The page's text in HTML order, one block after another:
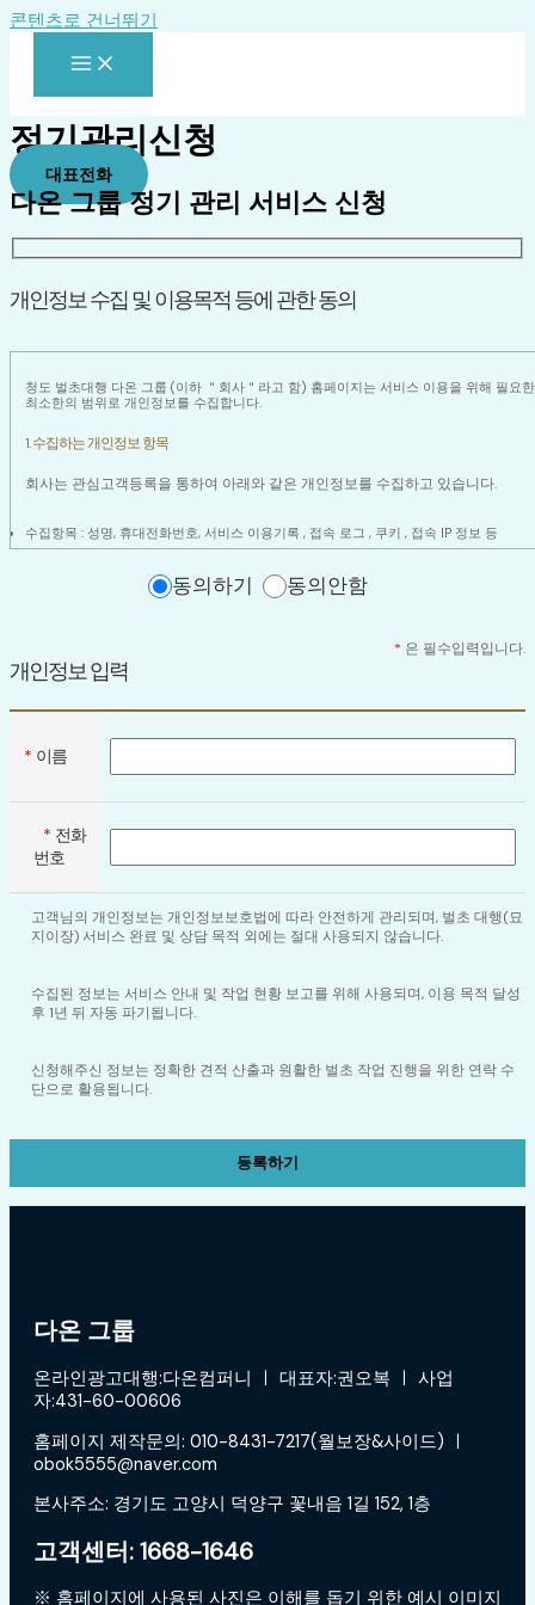
콘텐츠로 건너뛰기
정기관리신청
대표전화
다온 그룹 정기 관리 서비스 신청
개인정보 수집 및 이용목적 등에 관한 동의
청도 벌초대행 다온 그룹 (이하 ＂회사＂라고 함) 홈페이지는 서비스 이용을 위해 필요한
최소한의 범위로 개인정보를 수집합니다.
1. 수집하는 개인정보 항목
회사는 관심고객등록을 통하여 아래와 같은 개인정보를 수집하고 있습니다.
수집항목 : 성명, 휴대전화번호, 서비스 이용기록 , 접속 로그 , 쿠키 , 접속 IP 정보 등
수집/이용, 개인정보 처리위탁의 내용에 대해 각각 「동의합니다」체크를 할 수 있는 절
를 마련하여, 각각의 「관심고객등록」버튼을 클릭하면 해당 사항을 동의한 것으로 간주
관심 고객 정보 및 정기 관리 상담 등 문의 처리
마케팅 및 광고홍보에 활용
회사는 개인정보수집 및 이용목적이 달성된 후에는 해당정보를 지체 없이 파기합
니다. 파기절차 및 방법은 다음과 같습니다.
보유 및 이용기간 : 작업 완료 또는 개인정보 수집 및 이용목적 달성시까지
종이에 출력된 개인정보 : 분쇄기로 분쇄하거나 소각
제
회사는 고객의 개인정보 보호와 개인정보와 관련된 불만을 처리하기 위하여 아래
와 같이 개인정보 책임자를 지정하고 있습니다.
성명 : 청도 벌초대행 다온 그룹
동의하기 동의안함
개인정보 입력
* 은 필수입력입니다.
* 이름
* 전화
번호
고객님의 개인정보는 개인정보보호법에 따라 안전하게 관리되며, 벌초 대행(묘
지이장) 서비스 완료 및 상담 목적 외에는 절대 사용되지 않습니다.
수집된 정보는 서비스 안내 및 작업 현황 보고를 위해 사용되며, 이용 목적 달성
후 1년 뒤 자동 파기됩니다.
신청해주신 정보는 정확한 견적 산출과 원활한 벌초 작업 진행을 위한 연락 수
단으로 활용됩니다.
다온 그룹
온라인광고대행:다온컴퍼니 ㅣ 대표자:권오복 ㅣ 사업
자:431-60-00606
홈페이지 제작문의: 010-8431-7217(월보장&사이드) ㅣ
obok5555@naver.com
본사주소: 경기도 고양시 덕양구 꽃내음 1길 152, 1층
고객센터: 1668-1646
※ 홈페이지에 사용된 사진은 이해를 돕기 위한 예시 이미지